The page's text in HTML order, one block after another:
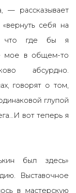
— рассказывает
себя на
что где бы я
мое в общем-то
абсурдно.
говорят о том,
глупой
вот теперь я
был здесь»
Выставочное
в мастерскую